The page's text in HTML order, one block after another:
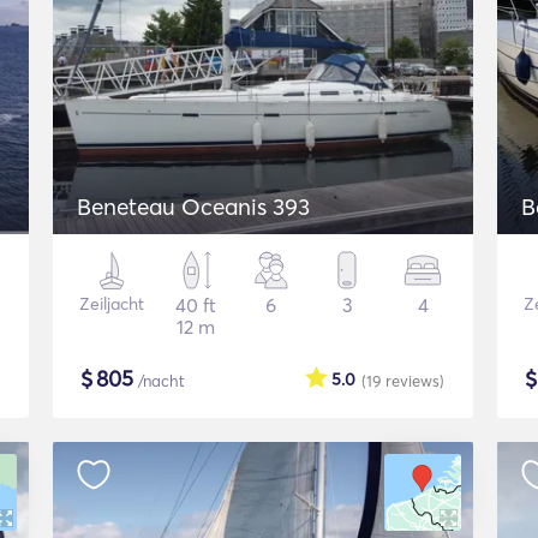
Beneteau Oceanis 393
Zeiljacht
40 ft
12 m
6 3 4
$805 /nacht (19 reviews)
5.0